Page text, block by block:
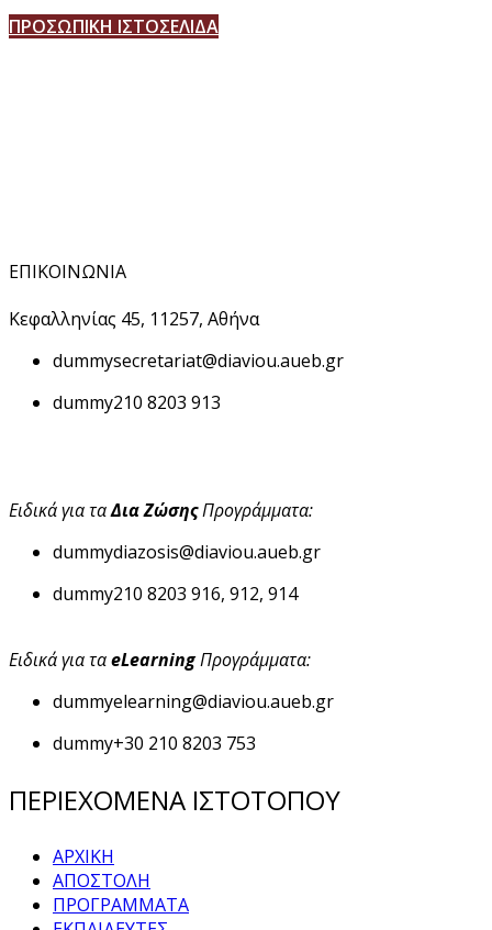
ΠΡΟΣΩΠΙΚΗ ΙΣΤΟΣΕΛΙΔΑ
ΕΠΙΚΟΙΝΩΝΙΑ
Κεφαλληνίας 45, 11257, Αθήνα
dummysecretariat@diaviou.aueb.gr
dummy210 8203 913
Ειδικά για ταΔια ΖώσηςΠρογράμματα:
dummydiazosis@diaviou.aueb.gr
dummy210 8203 916, 912, 914
Ειδικά για ταeLearningΠρογράμματα:
dummyelearning@diaviou.aueb.gr
dummy+30 210 8203 753
ΠΕΡΙΕΧΟΜΕΝΑ ΙΣΤΟΤΟΠΟΥ
ΑΡΧΙΚΗ
ΑΠΟΣΤΟΛΗ
ΠΡΟΓΡΑΜΜΑΤΑ